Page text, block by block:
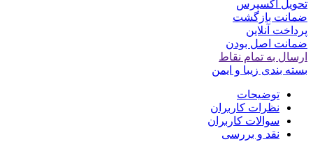
تحویل اکسپرس
ضمانت بازگشت
پرداخت آنلاین
ضمانت اصل بودن
ارسال به تمام نقاط
بسته بندی زیبا و ایمن
توضیحات
نظرات کاربران
سوالات کاربران
نقد و بررسی